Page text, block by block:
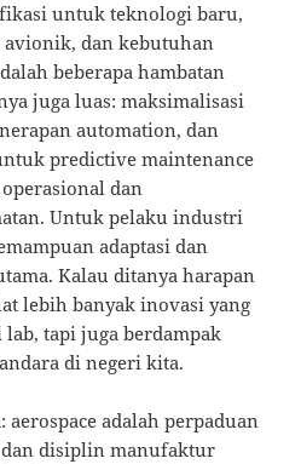
untuk teknologi baru,
avionik, dan kebutuhan
beberapa hambatan
juga luas: maksimalisasi
automation, dan
predictive maintenance
dan
Untuk pelaku industri
adaptasi dan
Kalau ditanya harapan
lebih banyak inovasi yang
tapi juga berdampak
di negeri kita.
aerospace adalah perpaduan
disiplin manufaktur